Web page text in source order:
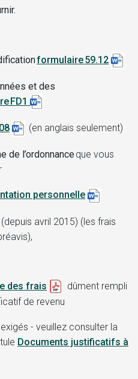
formulaire 59.12
et des
FD1
(en anglais seulement)
de l’ordonnanceque vous
personnell e
avril 2015) (les frais
des frais
dûment rempli
de revenu
- veuillez consulter la
Documents justificatifs à